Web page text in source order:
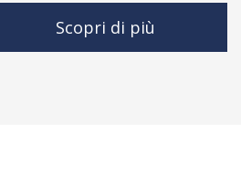
Scopri di più